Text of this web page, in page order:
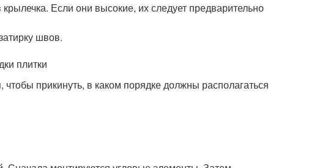
Если они высокие, их следует предварительно
швов.
плитки
прикинуть, в каком порядке должны располагаться